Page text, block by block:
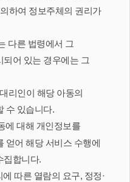
하여 정보주체의 권리가
다른 법령에서 그
어 있는 경우에는 그
리인이 해당 아동의
수 있습니다.
에 대해 개인정보를
얻어 해당 서비스 수행에
집합니다.
따른 열람의 요구, 정정·